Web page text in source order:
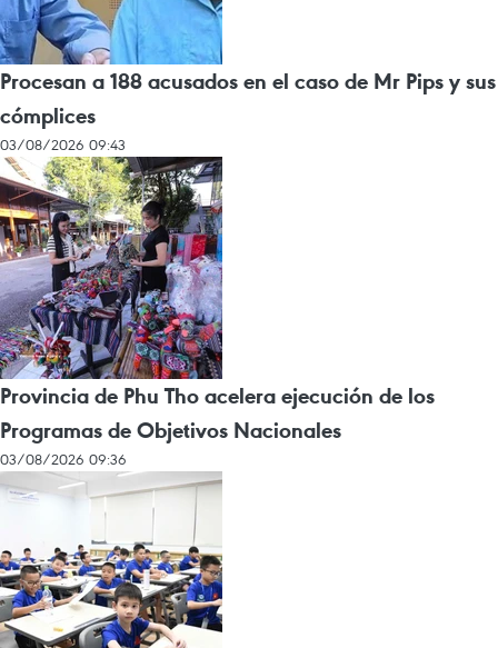
Procesan a 188 acusados en el caso de Mr Pips y sus
cómplices
03/08/2026 09:43
Provincia de Phu Tho acelera ejecución de los
Programas de Objetivos Nacionales
03/08/2026 09:36